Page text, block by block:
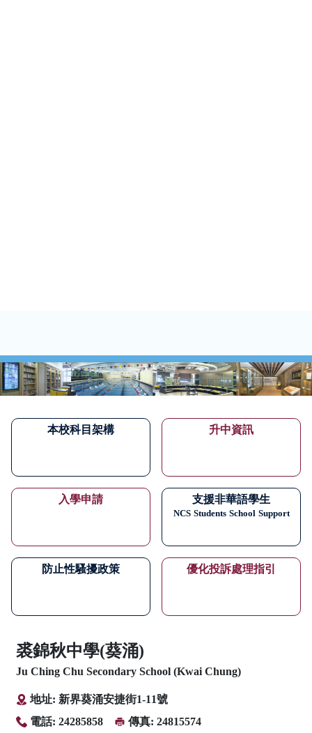
本校科目架構 升中資訊
入學申請 支援非華語學生
NCS Students School Support
防止性騷擾政策 優化投訴處理指引
裘錦秋中學(葵涌)
Ju Ching Chu Secondary School (Kwai Chung)
地址: 新界葵涌安捷街1-11號
電話: 24285858
傳真: 24815574